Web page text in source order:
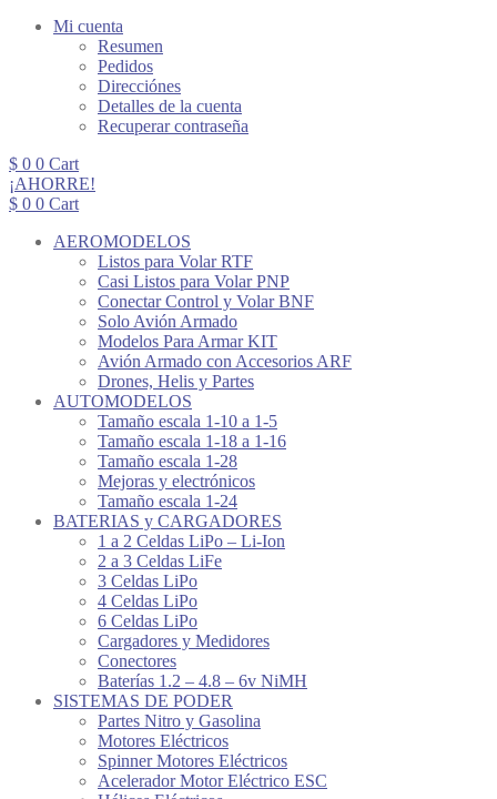
Mi cuenta
Resumen
Pedidos
Direcciónes
Detalles de la cuenta
Recuperar contraseña
$ 0 0 Cart
¡AHORRE!
$ 0 0 Cart
AEROMODELOS
Listos para Volar RTF
Casi Listos para Volar PNP
Conectar Control y Volar BNF
Solo Avión Armado
Modelos Para Armar KIT
Avión Armado con Accesorios ARF
Drones, Helis y Partes
AUTOMODELOS
Tamaño escala 1-10 a 1-5
Tamaño escala 1-18 a 1-16
Tamaño escala 1-28
Mejoras y electrónicos
Tamaño escala 1-24
BATERIAS y CARGADORES
1 a 2 Celdas LiPo – Li-Ion
2 a 3 Celdas LiFe
3 Celdas LiPo
4 Celdas LiPo
6 Celdas LiPo
Cargadores y Medidores
Conectores
Baterías 1.2 – 4.8 – 6v NiMH
SISTEMAS DE PODER
Partes Nitro y Gasolina
Motores Eléctricos
Spinner Motores Eléctricos
Acelerador Motor Eléctrico ESC